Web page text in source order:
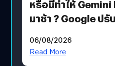
หรือนี่ทำให้ Gemini
มาช้า ? Google ปรั
AGI
06/08/2026
Read More